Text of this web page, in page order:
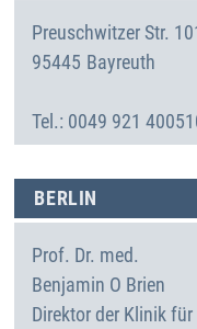
Preuschwitzer Str.
95445 Bayreuth
0049 921
BERLIN
Prof. Dr. med.
Benjamin O Brien
Direktor der Klinik